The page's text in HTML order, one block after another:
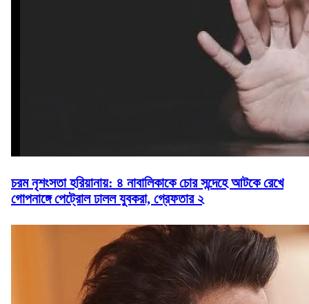
চরম নৃশংসতা হরিয়ানায়: ৪ নাবালিকাকে চোর সন্দেহে আটকে রেখে
গোপনাঙ্গে পেট্রোল ঢালল যুবকরা, গ্রেফতার ২